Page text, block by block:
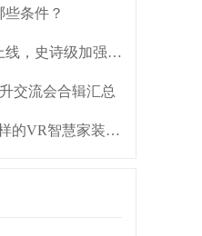
条件？
酒店强心剂——VR智慧酒店上线，史诗级加强入住率
交流会合辑汇总
装修出了“新花样”，你喜欢这样的VR智慧家装吗？